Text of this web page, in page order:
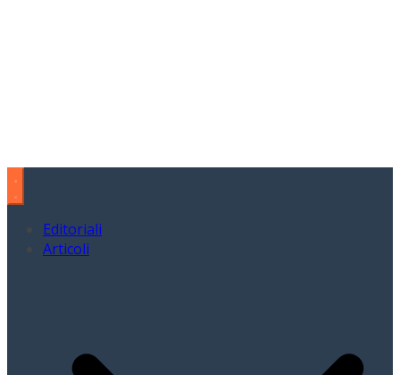
Editoriali
Articoli